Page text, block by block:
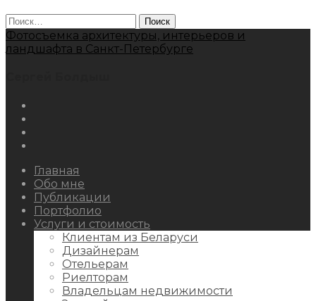
Найти:
Фотосъемка архитектуры, интерьеров и
ландшафта в Санкт-Петербурге
Главная
Обо мне
Публикации
Портфолио
Услуги и стоимость
Клиентам из Беларуси
Дизайнерам
Отельерам
Риелторам
Владельцам недвижимости